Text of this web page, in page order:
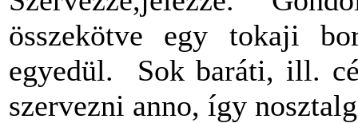
összekötve egy tokaji
egyedül. Sok baráti, ill.
szervezni anno, így